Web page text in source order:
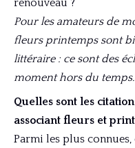
renouveau ?
Pour les amateurs de
fleurs printemps sont
littéraire : ce sont des
moment hors du temps.
Quelles sont les
associant fleurs et
Parmi les plus